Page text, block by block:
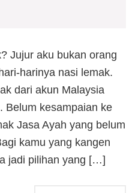
Jujur aku bukan orang
harinya nasi lemak.
dari akun Malaysia
Belum kesampaian ke
Jasa Ayah yang belum
kamu yang kangen
jadi pilihan yang […]